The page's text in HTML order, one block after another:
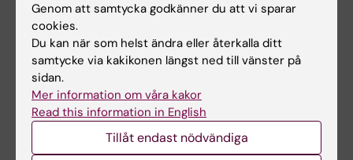
KIB Talks: Sök
smartare i Cinahl –
Förbättra dina
kunskaper i att söka
vetenskaplig
information
Bibliotekets sökexperter delar
med sig av sina bästa tips för
att söka…
KIB Talks: iThenticate
att upptäcka
plagiering
fungerar, hur du laddar upp ett
dokument samt ger…
Genom att samtycka godkänner du att vi sparar
cookies.
Du kan när som helst ändra eller återkalla ditt
samtycke via kakikonen längst ned till vänster på
sidan.
Mer information om våra kakor
Read this information in English
Tillåt endast nödvändiga